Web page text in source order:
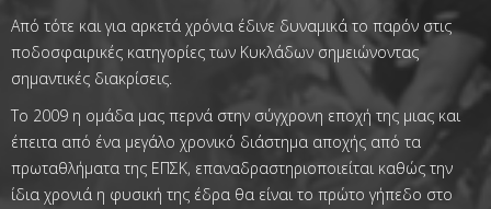
Από τότε και για αρκετά χρόνια έδινε δυναμικά το παρόν στις
ποδοσφαιρικές κατηγορίες των Κυκλάδων σημειώνοντας
σημαντικές διακρίσεις.
Το 2009 η ομάδα μας περνά στην σύγχρονη εποχή της μιας και
έπειτα από ένα μεγάλο χρονικό διάστημα αποχής από τα
πρωταθλήματα της ΕΠΣΚ, επαναδραστηριοποιείται καθώς την
ίδια χρονιά η φυσική της έδρα θα είναι το πρώτο γήπεδο στο